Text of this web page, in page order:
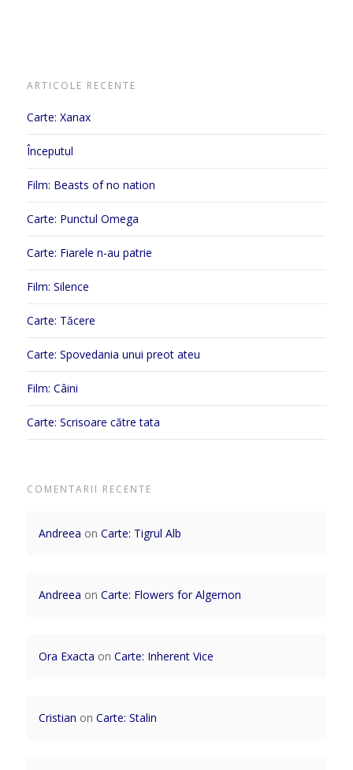
ARTICOLE RECENTE
Carte: Xanax
Începutul
Film: Beasts of no nation
Carte: Punctul Omega
Carte: Fiarele n-au patrie
Film: Silence
Carte: Tăcere
Carte: Spovedania unui preot ateu
Film: Câini
Carte: Scrisoare către tata
COMENTARII RECENTE
Andreea on Carte: Tigrul Alb
Andreea on Carte: Flowers for Algernon
Ora Exacta on Carte: Inherent Vice
Cristian on Carte: Stalin